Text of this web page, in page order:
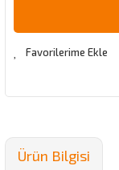
Ürün Bilgisi